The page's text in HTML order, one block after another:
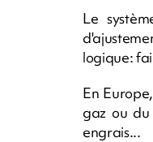
Le
logique:
En
gaz ou du
engrais...